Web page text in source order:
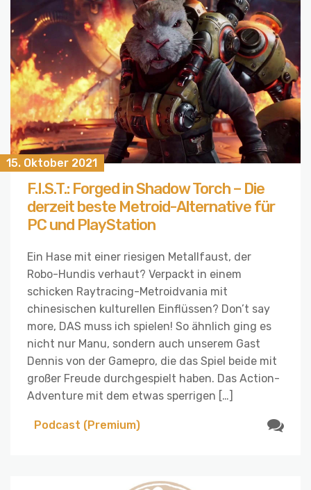
15. Oktober 2021
F.I.S.T.: Forged in Shadow Torch – Die
derzeit beste Metroid-Alternative für
PC und PlayStation
Ein Hase mit einer riesigen Metallfaust, der
Robo-Hundis verhaut? Verpackt in einem
schicken Raytracing-Metroidvania mit
chinesischen kulturellen Einflüssen? Don’t say
more, DAS muss ich spielen! So ähnlich ging es
nicht nur Manu, sondern auch unserem Gast
Dennis von der Gamepro, die das Spiel beide mit
großer Freude durchgespielt haben. Das Action-
Adventure mit dem etwas sperrigen […]
Podcast (Premium)